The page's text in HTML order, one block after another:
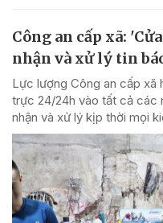
Công an cấp xã:
nhận và xử lý tin
Lực lượng Công an cấp xã
trực 24/24h vào tất cả các
nhận và xử lý kịp thời mọi